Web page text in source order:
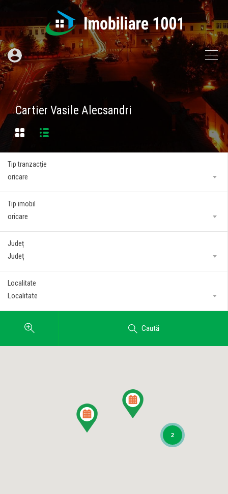
Cartier Vasile Alecsandri
Tip tranzacție
oricare
Tip imobil
oricare
Județ
Județ
Localitate
Localitate
Caută
2